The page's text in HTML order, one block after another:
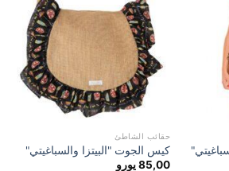
مفضلة
حقائب الشاطئ
كيس الجوت "البيتزا والسباغيتي"
85,00 يورو